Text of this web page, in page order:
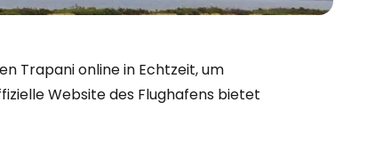
Trapani online in Echtzeit, um
Website des Flughafens bietet
Cestee